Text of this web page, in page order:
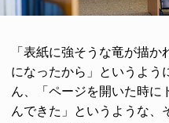
「表紙に強そうな竜が描
になったから」というよう
ん、「ページを開いた時に
んできた」というような、